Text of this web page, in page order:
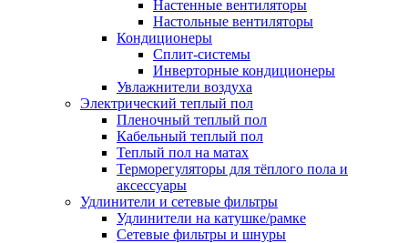
Настенные вентиляторы
Настольные вентиляторы
Кондиционеры
Сплит-системы
Инверторные кондиционеры
Увлажнители воздуха
Электрический теплый пол
Пленочный теплый пол
Кабельный теплый пол
Теплый пол на матах
Терморегуляторы для тёплого пола и
аксессуары
Удлинители и сетевые фильтры
Удлинители на катушке/рамке
Сетевые фильтры и шнуры